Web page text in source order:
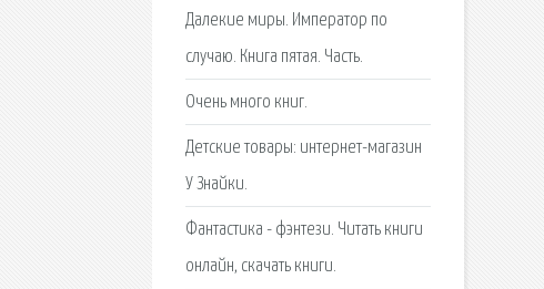
Далекие миры. Император по
случаю. Книга пятая. Часть.
Очень много книг.
Детские товары: интернет-магазин
У Знайки.
Фантастика - фэнтези. Читать книги
онлайн, скачать книги.